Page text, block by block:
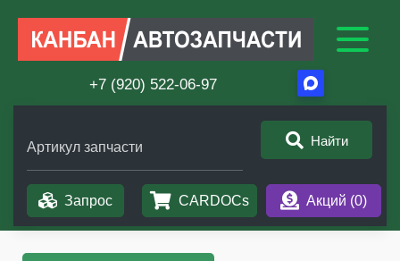
+7 (920) 522-06-97
Артикул запчасти Найти
Запрос CARDOCs Акций (0)